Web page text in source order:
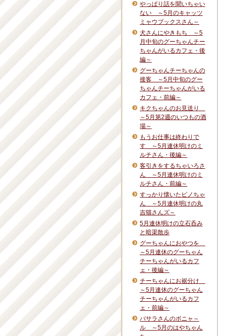
やっぱり話を聞いちゃい
ない ～5月のキャッツ
ミャウブックスさん～
犬さんにやきもち ～5
月中旬のグーちゃんチー
ちゃんがいるカフェ・後
編～
グーちゃんチーちゃんの
接客 ～5月中旬のグー
ちゃんチーちゃんがいる
カフェ・前編～
キクちゃんのお見送り
～5月第2週のいつもの酒
場～
もうお仕事は終わりで
す ～5月連休明けのミ
ルチさん・後編～
客引きをするちゃいろさ
ん ～5月連休明けのミ
ルチさん・前編～
すっかり懐いたピノちゃ
ん ～5月連休明けの丸
吉猫さんズ～
5月連休明けの立石呑み
と暗渠散歩
グーちゃんにおやつを
～5月連休のグーちゃん
チーちゃんがいるカフ
ェ・後編～
チーちゃんにお裾分け
～5月連休のグーちゃん
チーちゃんがいるカフ
ェ・前編～
バサラさんのボニャ～
ル ～5月のはやちゃん